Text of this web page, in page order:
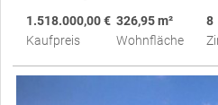
1.518.000,00 €
Kaufpreis
326,95 m²
Wohnfläche
8